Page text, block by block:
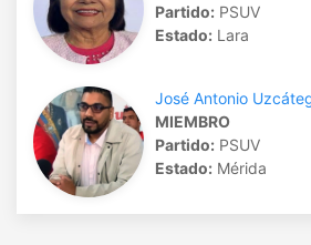
Partido: PSUV
Estado: Lara
José Antonio
MIEMBRO
Partido: PSUV
Estado: Mérida